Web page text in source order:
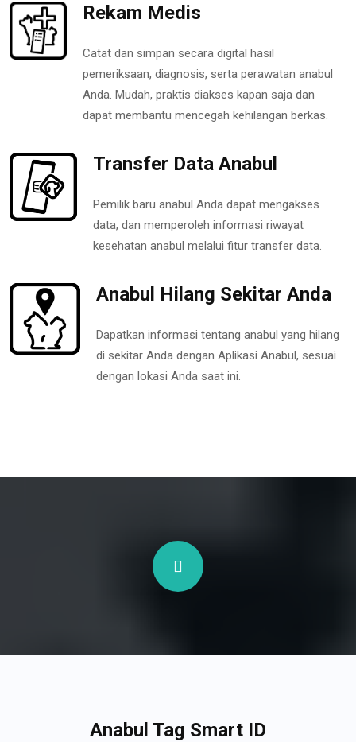
Rekam Medis
Catat dan simpan secara digital hasil
pemeriksaan, diagnosis, serta perawatan anabul
Anda. Mudah, praktis diakses kapan saja dan
dapat membantu mencegah kehilangan berkas.
Transfer Data Anabul
Pemilik baru anabul Anda dapat mengakses
data, dan memperoleh informasi riwayat
kesehatan anabul melalui fitur transfer data.
Anabul Hilang Sekitar Anda
Dapatkan informasi tentang anabul yang hilang
di sekitar Anda dengan Aplikasi Anabul, sesuai
dengan lokasi Anda saat ini.
Anabul Tag Smart ID